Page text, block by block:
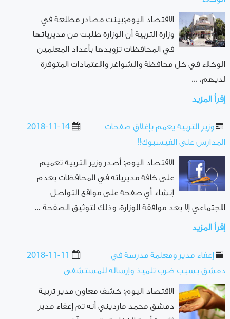
الاقتصاد اليوم:بينت مصادر مطلعة في
وزارة التربية أن الوزارة طلبت من مديرياتها
في المحافظات تزويدها بأعداد المعلمين
الوكلاء في كل محافظة والشواغر والاعتمادات المتوفرة
لديهم، ...
إقرأ المزيد
2018-11-14
وزير التربية يعمم بإغلاق صفحات
المدارس على الفيسبوك!!
الاقتصاد اليوم: أصدر وزير التربية تعميم
على كافة مديرياته في المحافظات بعدم
إنشاء أي صفحة على مواقع التواصل
الاجتماعي إلا بعد موافقة الوزارة، وذلك لتوثيق الصفحة ...
إقرأ المزيد
2018-11-11
إعفاء مدير ومعلمة مدرسة في
دمشق بسبب ضرب تلميذ وإرساله للمستشفى
الاقتصاد اليوم: كشف معاون مدير تربية
دمشق محمد مارديني أنه تم إعفاء مدير